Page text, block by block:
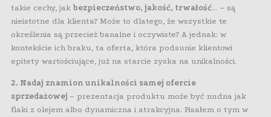
takie cechy, jak bezpieczeństwo, jakość, trwałość… – są
nieistotne dla klienta? Może to dlatego, że wszystkie te
określenia są przecież banalne i oczywiste? A jednak: w
kontekście ich braku, ta oferta, która podsunie klientowi
epitety wartościujące, już na starcie zyska na unikalności.
2. Nadaj znamion unikalności samej ofercie
sprzedażowej – prezentacja produktu może być nudna jak
flaki z olejem albo dynamiczna i atrakcyjna. Pisałem o tym w